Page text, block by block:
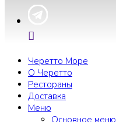
Черетто Море
О Черетто
Рестораны
Доставка
Меню
Основное меню